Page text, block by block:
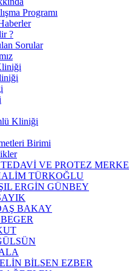
Programı
?
Sorular
Kliniği
Birimi
VE PROTEZ
TÜRKOĞLU
ERGİN GÜNBEY
BAKAY
BİLSEN EZBER